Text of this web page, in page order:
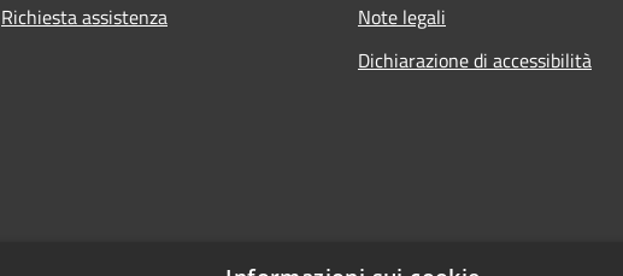
Richiesta assistenza
Note legali
Dichiarazione di accessibilità